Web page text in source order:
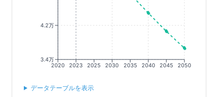
2020 2023 2025 2030 2035 2040 2045 2050
3.4万
4.2万
データテーブルを表示